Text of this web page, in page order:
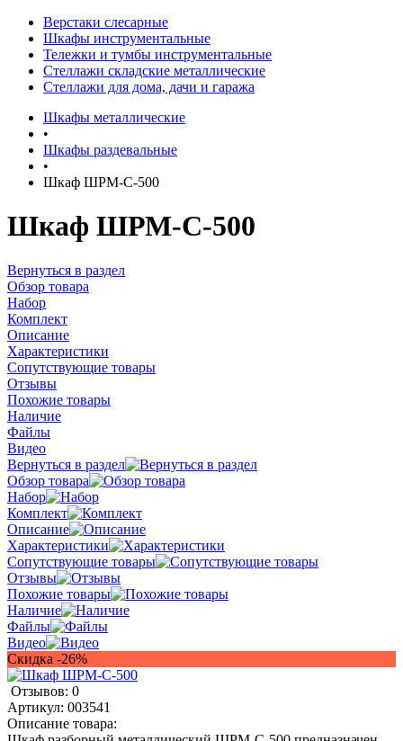
Верстаки слесарные
Шкафы инструментальные
Тележки и тумбы инструментальные
Стеллажи складские металлические
Стеллажи для дома, дачи и гаража
Шкафы металлические
•
Шкафы раздевальные
•
Шкаф ШРМ-С-500
Шкаф ШРМ-С-500
Вернуться в раздел
Обзор товара
Набор
Комплект
Описание
Характеристики
Сопутствующие товары
Отзывы
Похожие товары
Наличие
Файлы
Видео
Вернуться в раздел
Обзор товара
Набор
Комплект
Описание
Характеристики
Сопутствующие товары
Отзывы
Похожие товары
Наличие
Файлы
Видео
Скидка -26%
Отзывов: 0
Артикул: 003541
Описание товара: